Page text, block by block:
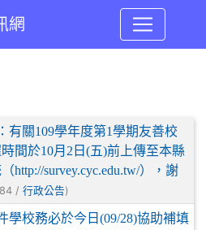
網
有關109學年度第1學期友善校
間於10月2日(五)前上傳至本縣
http://survey.cyc.edu.tw/），謝
/ 行政公告)
學校務必於今日(09/28)協助補填